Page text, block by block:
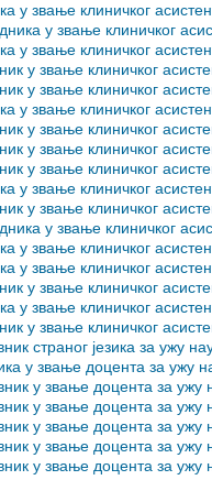
у звање клиничког
у звање клиничког
у звање клиничког
у звање клиничког
у звање клиничког
у звање клиничког
у звање клиничког
у звање клиничког
у звање клиничког
у звање клиничког
у звање клиничког
у звање клиничког
у звање клиничког
у звање клиничког
у звање клиничког
у звање клиничког
у звање клиничког
страног језика за ужу
у звање доцента за
у звање доцента за
у звање доцента за
у звање доцента за
у звање доцента за
у звање доцента за